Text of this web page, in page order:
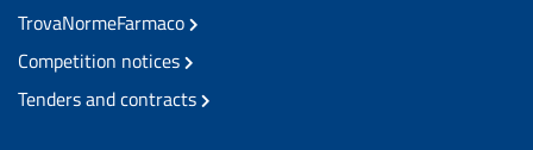
TrovaNormeFarmaco
Competition notices
Tenders and contracts